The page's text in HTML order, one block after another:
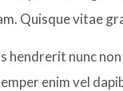
Quisque vitae
hendrerit nunc
enim vel